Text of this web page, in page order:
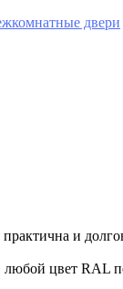
двери
и
цвет RAL